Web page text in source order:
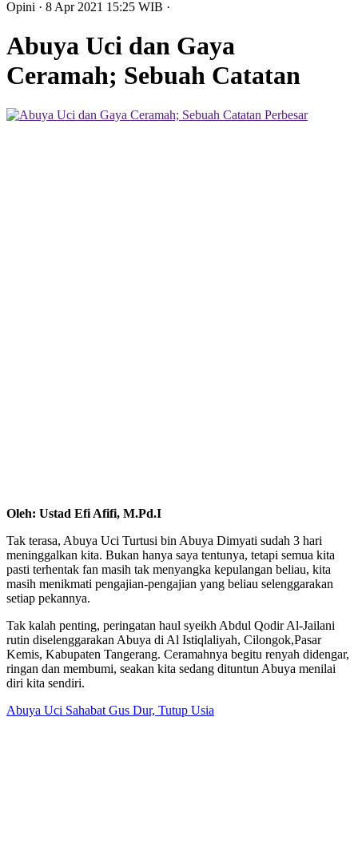
Opini · 8 Apr 2021 15:25 WIB ·
Abuya Uci dan Gaya
Ceramah; Sebuah Catatan
Perbesar
Oleh: Ustad Efi Afifi, M.Pd.I
Tak terasa, Abuya Uci Turtusi bin Abuya Dimyati sudah 3 hari
meninggalkan kita. Bukan hanya saya tentunya, tetapi semua kita
pasti terhentak fan masih tak menyangka kepulangan beliau, kita
masih menikmati pengajian-pengajian yang beliau selenggarakan
setiap pekannya.
Tak kalah penting, peringatan haul syeikh Abdul Qodir Al-Jailani
rutin diselenggarakan Abuya di Al Istiqlaliyah, Cilongok,Pasar
Kemis, Kabupaten Tangerang. Ceramahnya begitu renyah didengar,
ringan dan membumi, seakan kita sedang dituntun Abuya menilai
diri kita sendiri.
Abuya Uci Sahabat Gus Dur, Tutup Usia